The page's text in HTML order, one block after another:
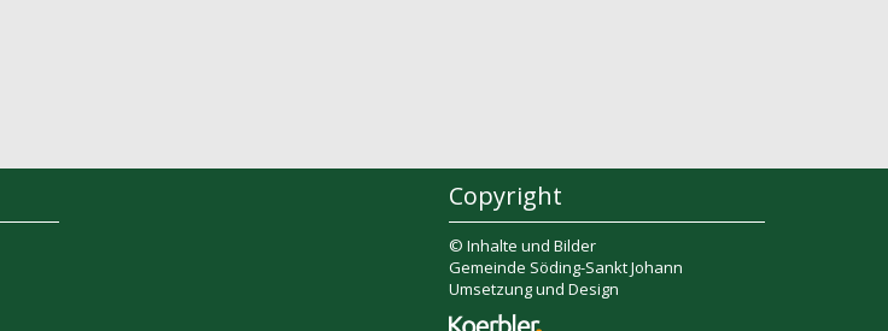
Copyright
© Inhalte und Bilder
Gemeinde Söding-Sankt Johann
Umsetzung und Design